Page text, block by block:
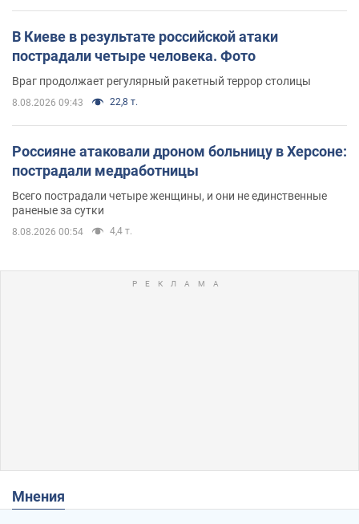
В Киеве в результате российской атаки
пострадали четыре человека. Фото
Враг продолжает регулярный ракетный террор столицы
8.08.2026 09:43 22,8 т.
Россияне атаковали дроном больницу в Херсоне:
пострадали медработницы
Всего пострадали четыре женщины, и они не единственные
раненые за сутки
8.08.2026 00:54 4,4 т.
Мнения